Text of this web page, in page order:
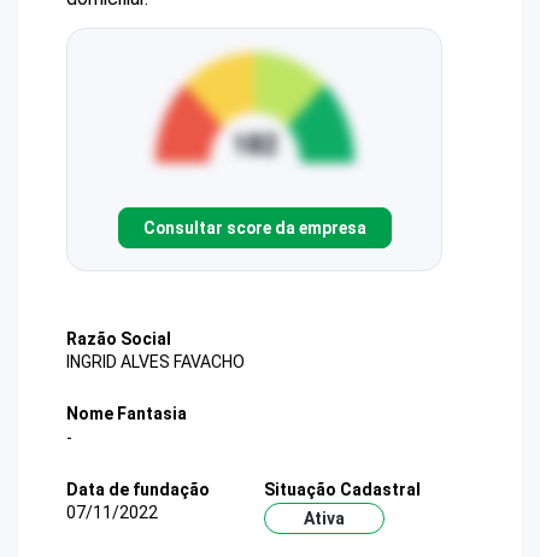
Consultar score da empresa
Razão Social
INGRID ALVES FAVACHO
Nome Fantasia
-
Data de fundação
07/11/2022
Situação Cadastral
Ativa